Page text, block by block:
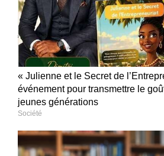
« Julienne et le Secret de
événement pour transmettre le
jeunes générations
Société